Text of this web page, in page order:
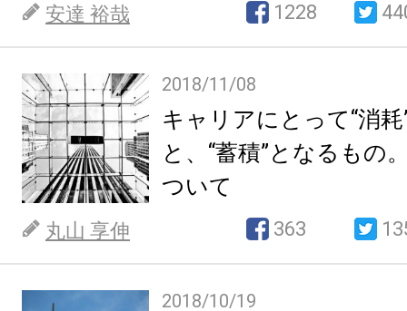
安達 裕哉 1228
2018/11/08
キャリアにとって“消
と、“蓄積”となるもの
ついて
丸山 享伸 363
2018/10/19